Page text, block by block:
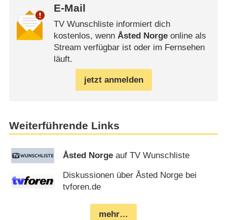
E-Mail
TV Wunschliste informiert dich
kostenlos, wenn Åsted Norgeonline als
Stream verfügbar ist oder im Fernsehen
läuft.
jetzt anmelden
Weiterführende Links
Åsted Norge auf TV Wunschliste
Diskussionen über Åsted Norge bei
tvforen.de
mehr…